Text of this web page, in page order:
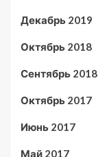
Декабрь 2019
Октябрь 2018
Сентябрь 2018
Октябрь 2017
Июнь 2017
Май 2017